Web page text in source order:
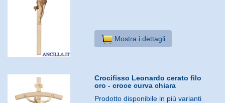
Mostra i dettagli
Crocifisso Leonardo cerato filo
oro - croce curva chiara
Prodotto disponibile in più varianti